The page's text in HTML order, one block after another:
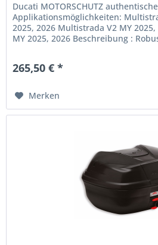
Ducati MOTORSCHUTZ
Applikationsmöglichkeiten:
2025, 2026 Multistrada V2 MY
MY 2025, 2026 Beschreibung :
265,50 € *
Merken